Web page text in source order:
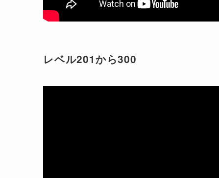
レベル201から300